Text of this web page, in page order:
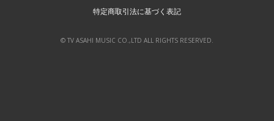
特定商取引法に基づく表記
© TV ASAHI MUSIC CO.,LTD ALL RIGHTS RESERVED.